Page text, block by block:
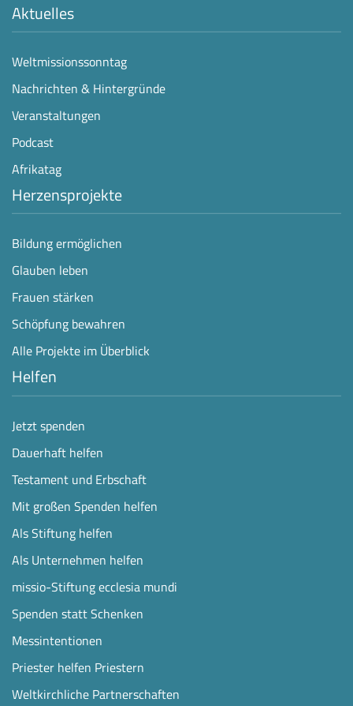
Aktuelles
Weltmissionssonntag
Nachrichten & Hintergründe
Veranstaltungen
Podcast
Afrikatag
Herzensprojekte
Bildung ermöglichen
Glauben leben
Frauen stärken
Schöpfung bewahren
Alle Projekte im Überblick
Helfen
Jetzt spenden
Dauerhaft helfen
Testament und Erbschaft
Mit großen Spenden helfen
Als Stiftung helfen
Als Unternehmen helfen
missio-Stiftung ecclesia mundi
Spenden statt Schenken
Messintentionen
Priester helfen Priestern
Weltkirchliche Partnerschaften